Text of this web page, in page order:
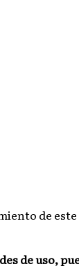
de
de uso,